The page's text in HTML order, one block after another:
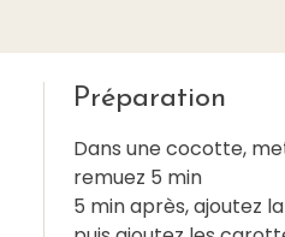
Préparation
Dans une cocotte,
remuez 5 min
5 min après, ajoutez